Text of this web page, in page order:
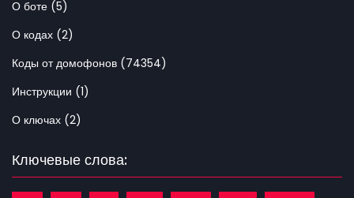
О боте (5)
О кодах (2)
Коды от домофонов (74354)
Инструкции (1)
О ключах (2)
Ключевые слова: